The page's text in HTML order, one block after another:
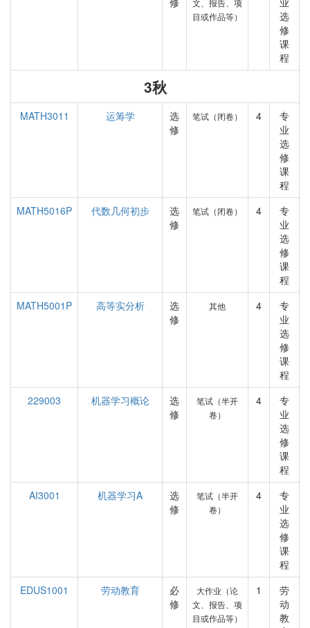
文、报告、项
目或作品等）
选
修
课
程
3秋
MATH3011 运筹学
选
修
笔试（闭卷） 4
专
业
选
修
课
程
MATH5016P
代数几何初步
选
修
笔试（闭卷） 4
专
业
选
修
课
程
MATH5001P
高等实分析
选
修
其他 4
专
业
选
修
课
程
229003
机器学习概论
选
修
笔试（半开
卷）
4
专
业
选
修
课
程
AI3001
机器学习A
选
修
笔试（半开
卷）
4
专
业
选
修
课
程
EDUS1001
劳动教育
必
修
大作业（论
文、报告、项
目或作品等）
1
劳
动
教